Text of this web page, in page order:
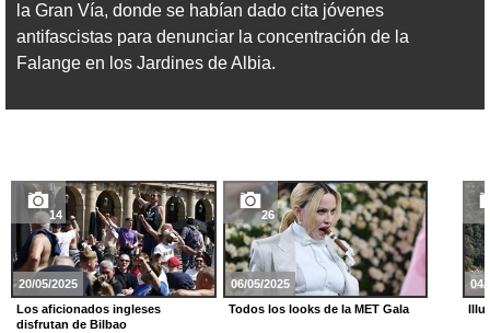
la Gran Vía, donde se habían dado cita jóvenes
antifascistas para denunciar la concentración de la
Falange en los Jardines de Albia.
14
20/05/2025
Los aficionados ingleses
disfrutan de Bilbao
26
06/05/2025
Todos los looks de la MET Gala
04/